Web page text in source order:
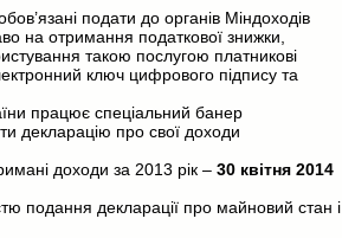
подати до органів Міндоходів
на отримання податкової знижки,
такою послугою платникові
ключ цифрового підпису та
працює спеціальний банер
декларацію про свої доходи
доходи за 2013 рік – 30 квітня 2014
подання декларації про майновий стан і